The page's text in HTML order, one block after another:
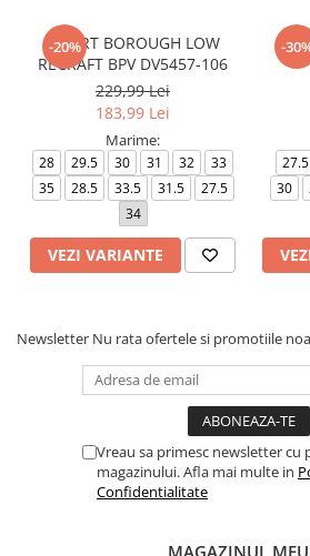
-20%
COURT BOROUGH LOW
RECRAFT BPV DV5457-106
229,99 Lei
183,99 Lei
Marime:
28 29.5 30 31 32
33
35
28.5 33.5 31.5
27.5
34
VEZI VARIANTE
-
27.5
30
Newsletter Nu rata ofertele si promotiile
Vreau sa primesc newsletter cu
magazinului. Afla mai multe in
Confidentialitate
MAGAZINUL MEU